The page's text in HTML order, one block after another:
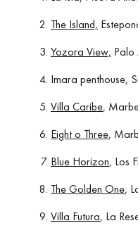
The Island,
Yozora View, Palo
Imara penthouse,
Villa Caribe,
Eight o Three,
Blue Horizon, Los
The Golden One,
Villa Futura, La